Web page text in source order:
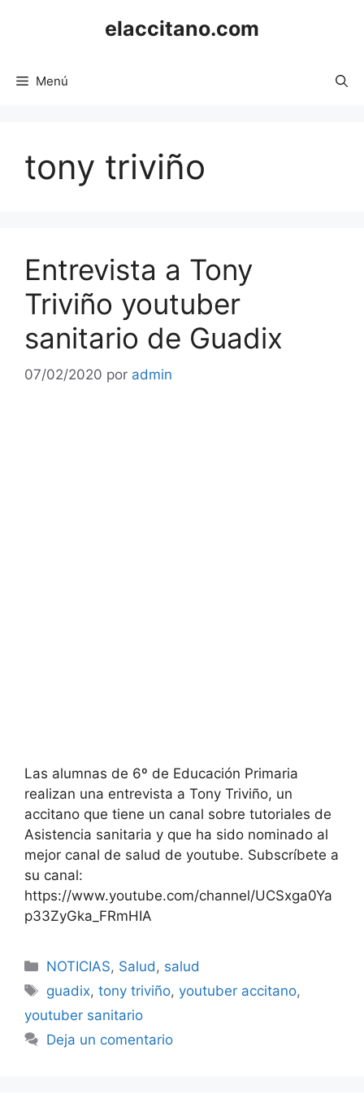
elaccitano.com
Menú
tony triviño
Entrevista a Tony
Triviño youtuber
sanitario de Guadix
07/02/2020 por admin
Las alumnas de 6º de Educación Primaria
realizan una entrevista a Tony Triviño, un
accitano que tiene un canal sobre tutoriales de
Asistencia sanitaria y que ha sido nominado al
mejor canal de salud de youtube. Subscríbete a
su canal:
https://www.youtube.com/channel/UCSxga0Ya
p33ZyGka_FRmHIA
Categorías
NOTICIAS, Salud , salud
Etiquetas
guadix,tony triviño,youtuber accitano,
youtuber sanitario
Deja un comentario